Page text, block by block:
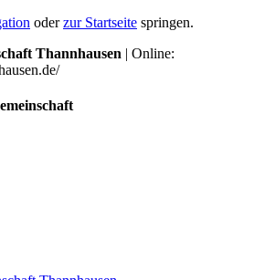
oderzur Startseite springen.
Thannhausen | Online: